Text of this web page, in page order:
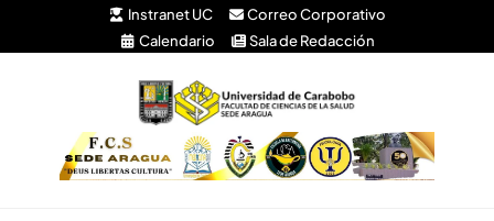
Instranet UC
Correo Corporativo
Calendario
Sala de Redacción
Facultad de Ciencias
Universidad de Carabobo Núcleo Aragua